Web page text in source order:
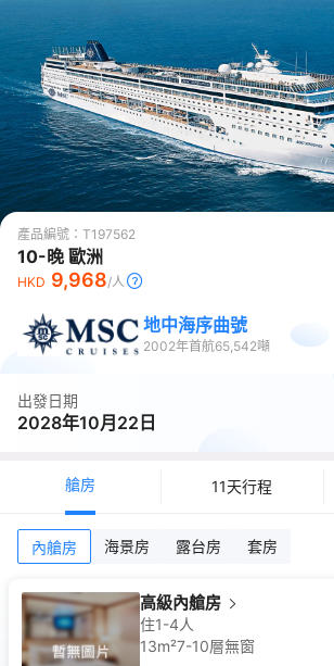
產品編號： T197562
10-晚 歐洲
HKD 9,968/人
地中海序曲號
2002年首航65,542噸
出發日期
2028年10月22日
艙房 11天行程
內艙房 海景房 露台房 套房
高級內艙房
住1-4人
13m²7-10層無窗